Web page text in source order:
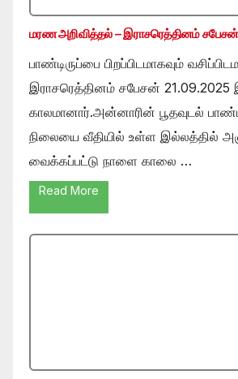
மரண அறிவித்தல் – இராசரெத்தினம் சபேசன்
பாண்டிருப்பை பிறப்பிடமாகவும்
இராசரெத்தினம் சபேசன் 21.09.2025
காலமானார்.அன்னாரின் பூதவுடல்
நிலையை வீதியில் உள்ள இல்லத்தில்
வைக்கப்பட்டு நாளை காலை …
Read More